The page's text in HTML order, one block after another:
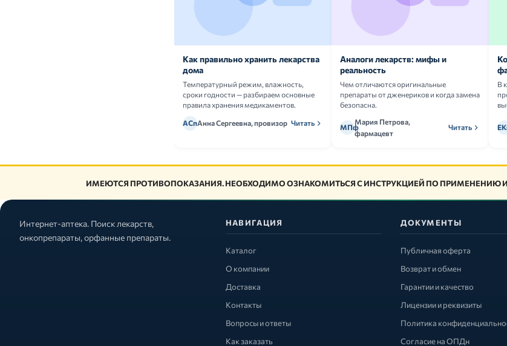
Как правильно хранить лекарства
дома
Температурный режим, влажность,
сроки годности — разбираем основные
правила хранения медикаментов.
АСпАнна Сергеевна, провизор Читать
Аналоги лекарств: мифы и
реальность
Чем отличаются оригинальные
препараты от дженериков и когда замена
безопасна.
МПф
Мария Петрова,
фармацевт
Читать
В
ИМЕЮТСЯ ПРОТИВОПОКАЗАНИЯ. НЕОБХОДИМО ОЗНАКОМИТЬСЯ С ИНСТРУКЦИЕЙ ПО ПРИМЕНЕНИЮ
Интернет-аптека. Поиск лекарств,
онкопрепараты, орфанные препараты.
НАВИГАЦИЯ
Каталог
О компании
Доставка
Контакты
Вопросы и ответы
Как заказать
ДОКУМЕНТЫ
Публичная оферта
Возврат и обмен
Гарантии и качество
Лицензии и реквизиты
Политика
Согласие на ОПДн